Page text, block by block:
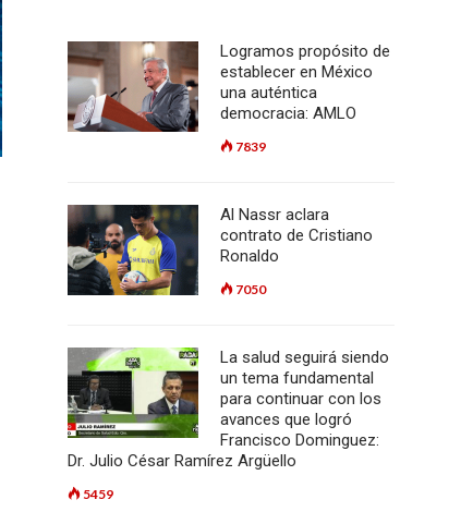
Logramos propósito de
establecer en México
una auténtica
democracia: AMLO
7839
Al Nassr aclara
contrato de Cristiano
Ronaldo
7050
La salud seguirá siendo
un tema fundamental
para continuar con los
avances que logró
Francisco Dominguez:
Dr. Julio César Ramírez Argüello
5459